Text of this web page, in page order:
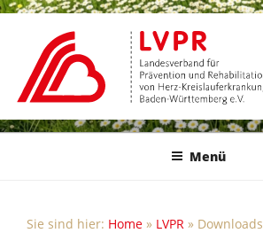
Zum
springen
Menü
Sie sind hier: Home » LVPR » Downloads